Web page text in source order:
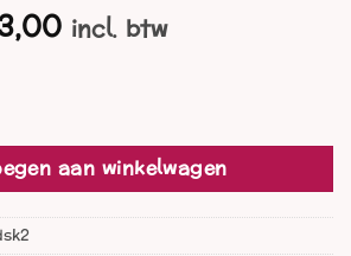
Huidige
prijs
incl. btw
aan winkelwagen